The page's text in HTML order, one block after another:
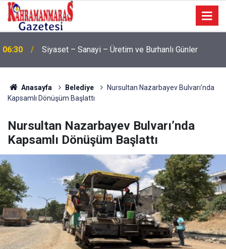
06:30 Siyaset – Sanayi – Üretim ve Burhanlı Günler
Anasayfa Belediye
Nursultan Nazarbayev Bulvarı’nda
Kapsamlı Dönüşüm Başlattı
Nursultan Nazarbayev Bulvarı’nda
Kapsamlı Dönüşüm Başlattı